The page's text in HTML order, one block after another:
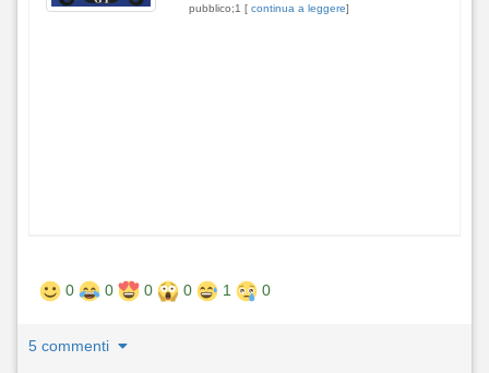
pubblico;1 [continua a leggere]
0 0 0 0 1 0
5 commenti